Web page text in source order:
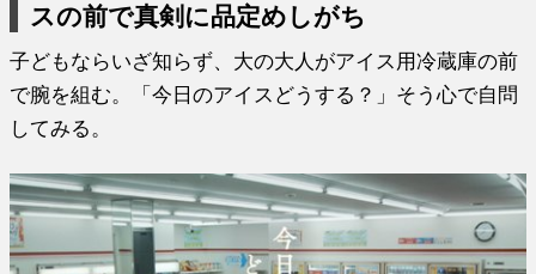
スの前で真剣に品定めしがち
子どもならいざ知らず、大の大人がアイス用冷蔵庫の前
で腕を組む。「今日のアイスどうする？」そう心で自問
してみる。